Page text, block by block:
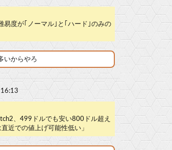
易度が｢ノーマル｣と｢ハード｣のみの
いからやろ
、499ドルでも安い800ドル超え
近での値上げ可能性低い」